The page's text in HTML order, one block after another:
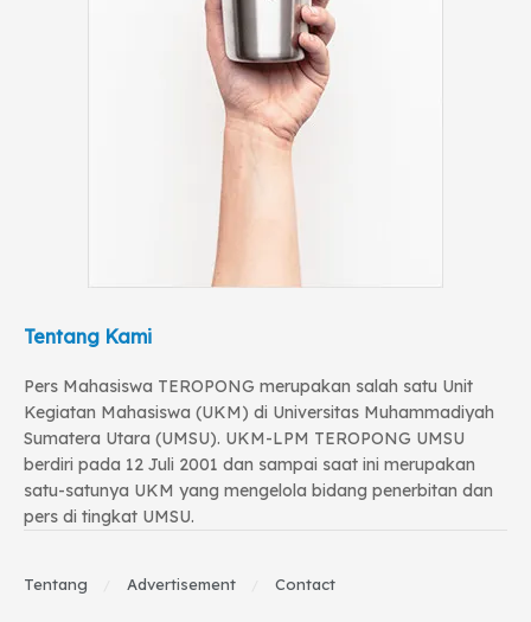
Tentang Kami
Pers Mahasiswa TEROPONG merupakan salah satu Unit
Kegiatan Mahasiswa (UKM) di Universitas Muhammadiyah
Sumatera Utara (UMSU). UKM-LPM TEROPONG UMSU
berdiri pada 12 Juli 2001 dan sampai saat ini merupakan
satu-satunya UKM yang mengelola bidang penerbitan dan
pers di tingkat UMSU.
Tentang Advertisement Contact